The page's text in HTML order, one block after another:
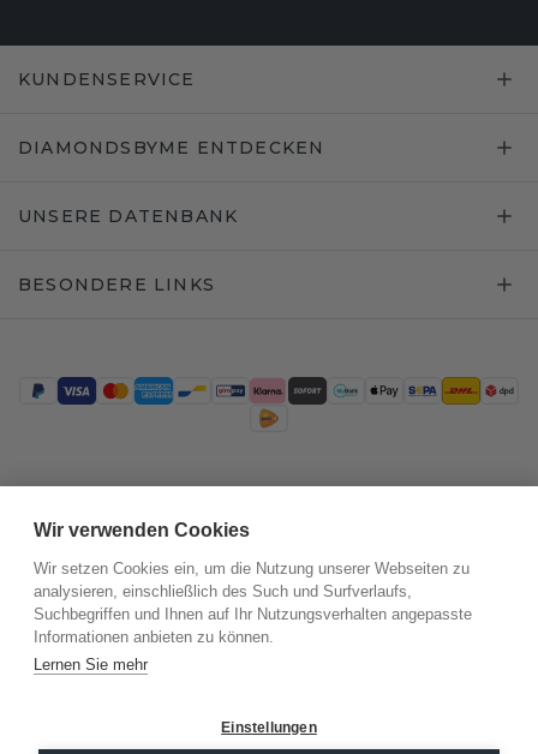
KUNDENSERVICE
DIAMONDSBYME ENTDECKEN
UNSERE DATENBANK
BESONDERE LINKS
Wir verwenden Cookies
Wir setzen Cookies ein, um die Nutzung unserer Webseiten zu
analysieren, einschließlich des Such und Surfverlaufs,
Suchbegriffen und Ihnen auf Ihr Nutzungsverhalten angepasste
Informationen anbieten zu können.
Lernen Sie mehr
Einstellungen